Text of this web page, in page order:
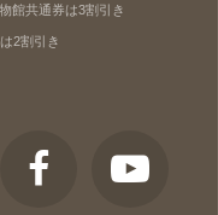
館共通券は3割引き
2割引き